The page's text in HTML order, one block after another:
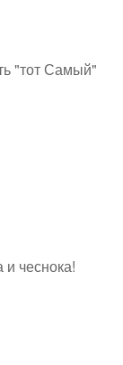
"тот Самый"
чеснока!